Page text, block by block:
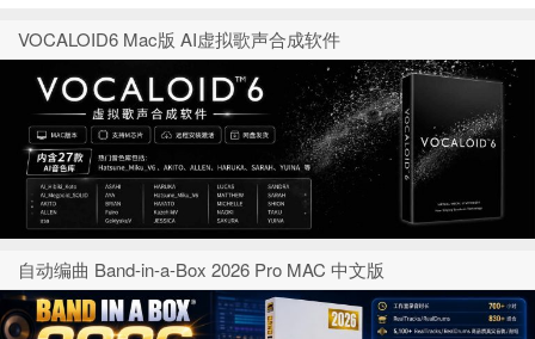
VOCALOID6 Mac版 AI虚拟歌声合成软件
自动编曲 Band-in-a-Box 2026 Pro MAC 中文版